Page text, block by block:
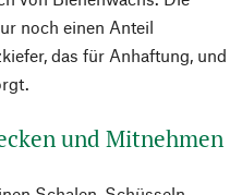
noch einen Anteil
das für Anhaftung, und
und Mitnehmen